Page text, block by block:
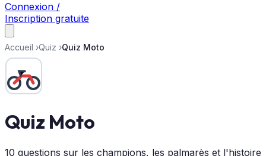
Connexion /
Inscription gratuite
Accueil ›Quiz ›Quiz Moto
Quiz Moto
10 questions sur les champions, les palmarès et l'histoire